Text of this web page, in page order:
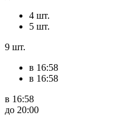
4 шт.
5 шт.
9 шт.
в 16:58
в 16:58
в 16:58
до 20:00